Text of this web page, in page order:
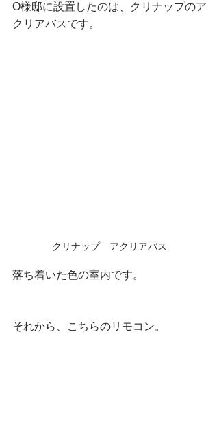
O様邸に設置したのは、クリナップのア
クリアバスです。
クリナップ　アクリアバス
落ち着いた色の室内です。
それから、こちらのリモコン。